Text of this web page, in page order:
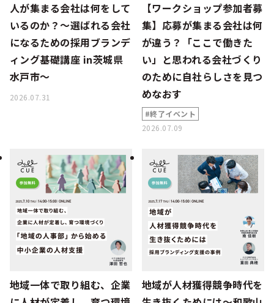
人が集まる会社は何をして
いるのか？～選ばれる会社
になるための採用ブランデ
ィング基礎講座 in茨城県
水戸市～
2026.07.31
【ワークショップ参加者募
集】応募が集まる会社は何
が違う？「ここで働きた
い」と思われる会社づくり
のために自社らしさを見つ
めなおす
#終了イベント
2026.07.09
地域一体で取り組む、企業
地域が人材獲得競争時代を